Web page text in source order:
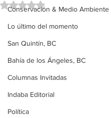
Conservación & Medio Ambiente
Lo último del momento
San Quintín, BC
Bahía de los Ángeles, BC
Columnas Invitadas
Indaba Editorial
Política
Obtuvo NaN de 5 estrellas.